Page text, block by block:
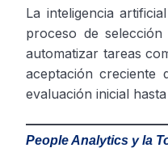
La inteligencia
proceso de
automatizar tareas
aceptación creciente
evaluación inicial
People Analytics y la